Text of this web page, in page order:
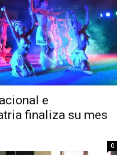
e
finaliza su mes
0